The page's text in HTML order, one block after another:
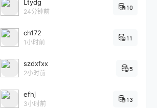
Ltydg
24分钟前
10
ch172
1小时前
11
szdxfxx
2小时前
5
efhj
3小时前
13